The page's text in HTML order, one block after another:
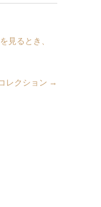
見るとき、
レクション →